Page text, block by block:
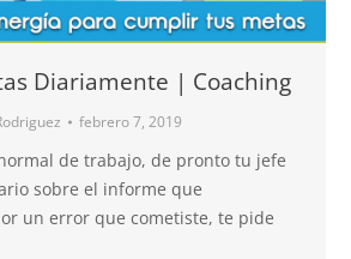
Diariamente | Coaching
febrero 7, 2019
de trabajo, de pronto tu jefe
sobre el informe que
un error que cometiste, te pide